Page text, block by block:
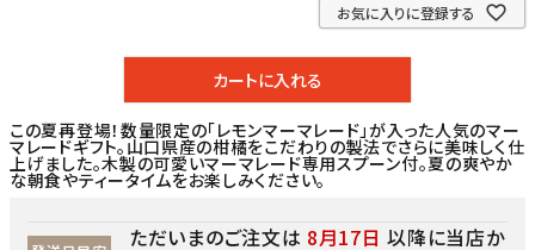
お気に入りに登録する
カートに入れる
この夏再登場！数量限定の「レモンマーマレード」が入った人気のマー
マレードギフト。山口県産の柑橘をこだわりの製法でさらに美味しく仕
上げました。木製の可愛いマーマレード専用スプーン付。夏の爽やか
な朝食やティータイムをお楽しみください。
ただいまのご注文は 8月17日 以降に当店か